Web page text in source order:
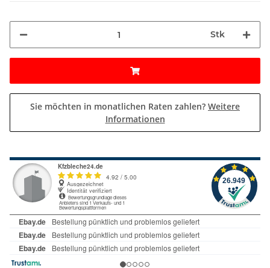
Stk
Sie möchten in monatlichen Raten zahlen? Weitere
Informationen